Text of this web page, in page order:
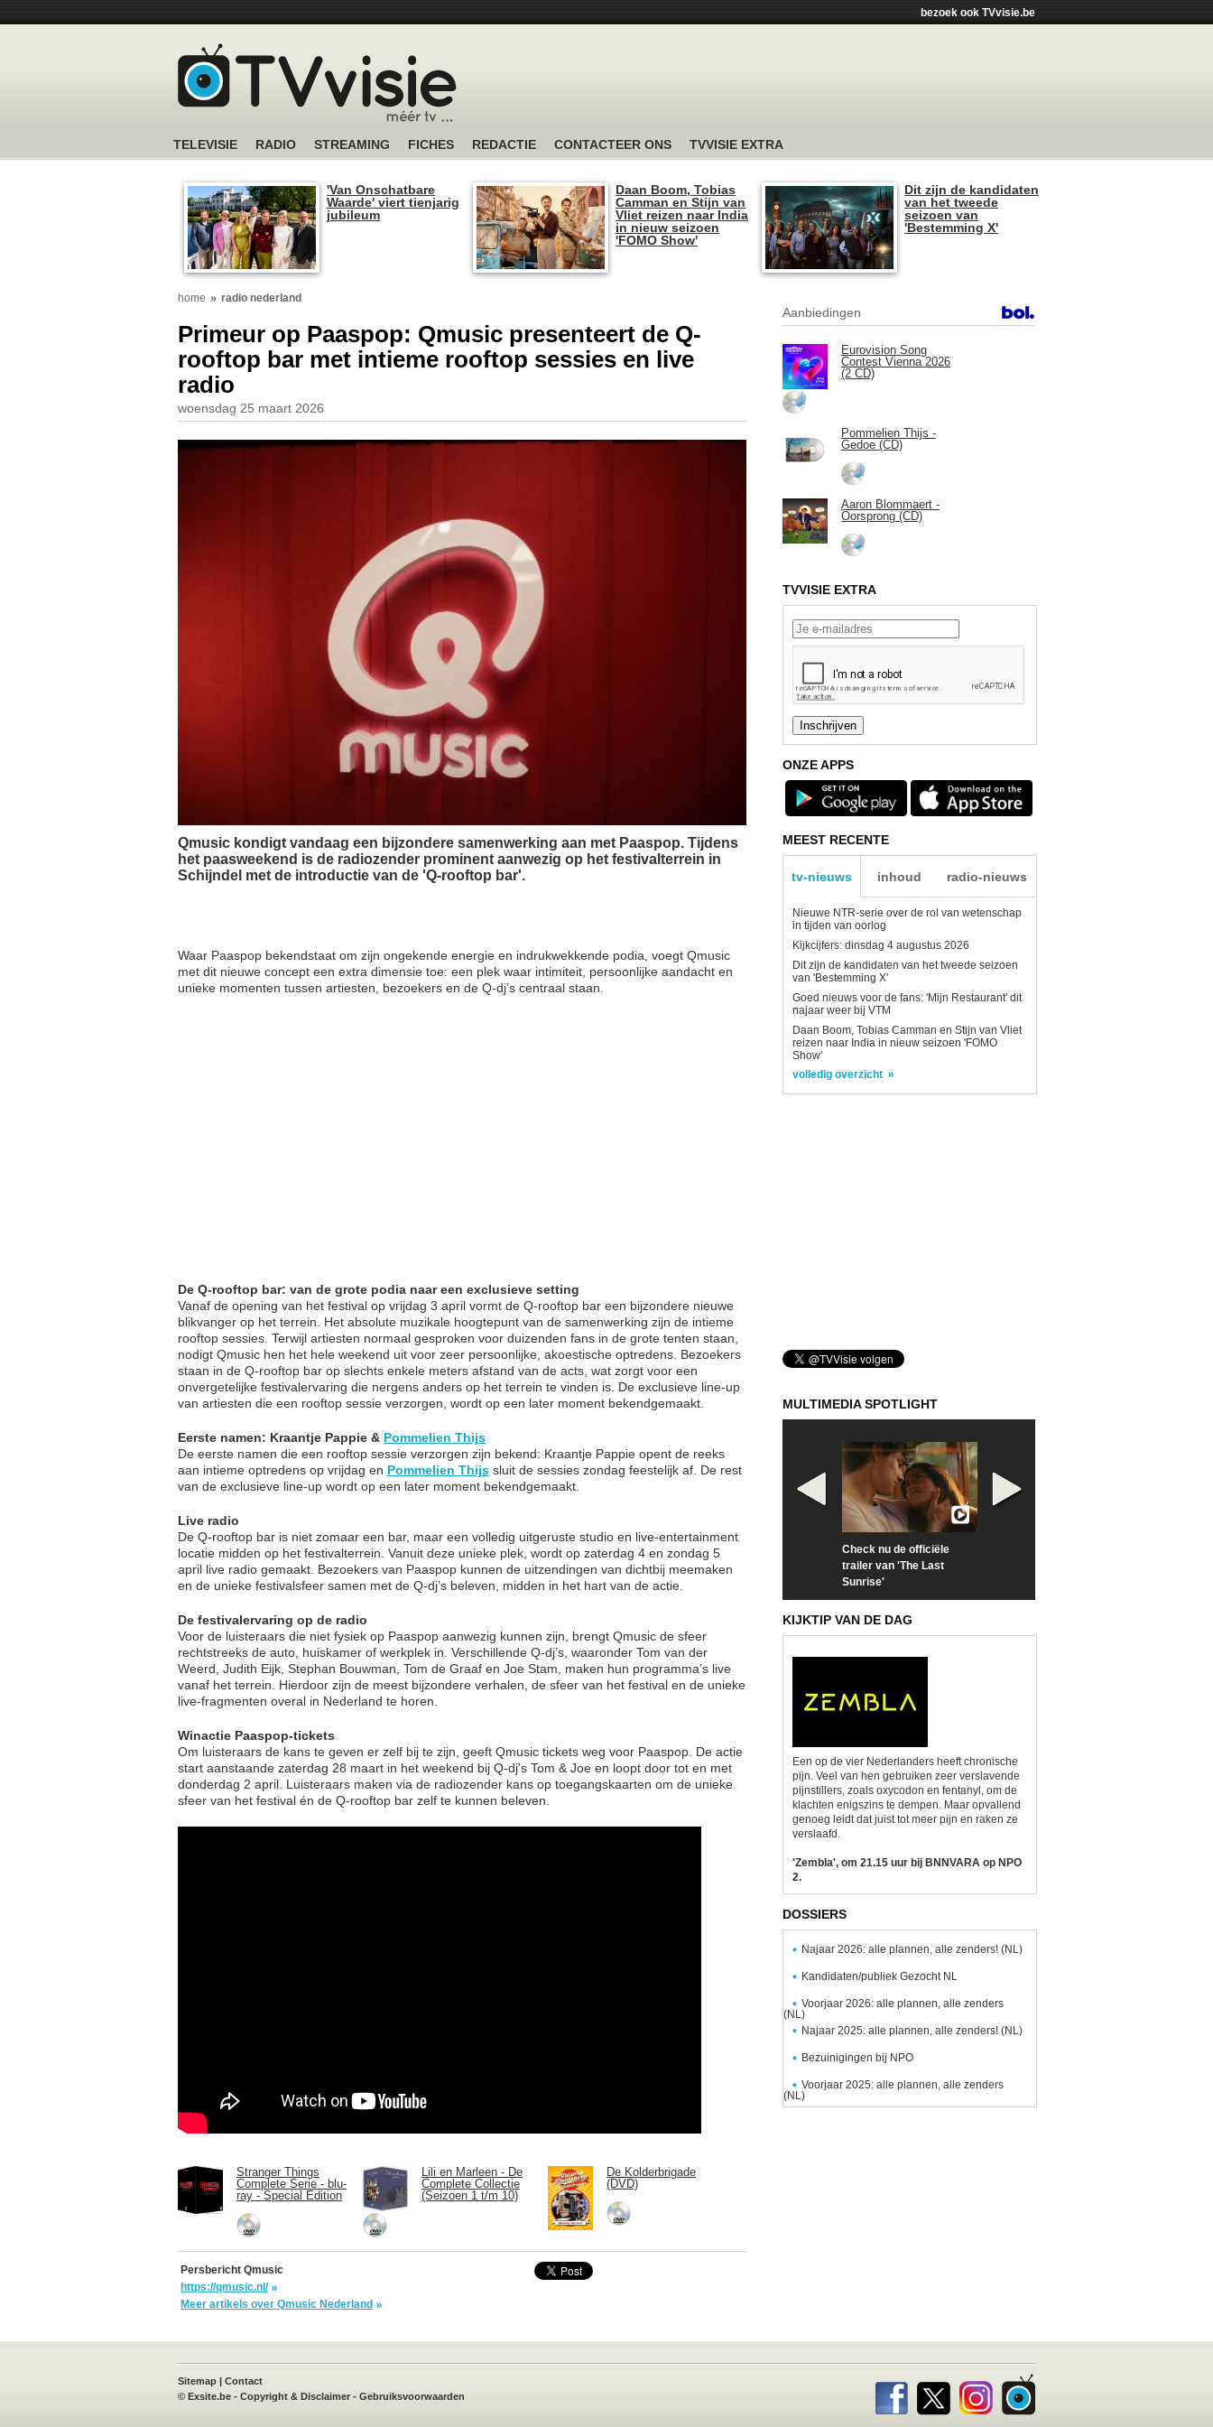
bezoek ook TVvisie.be
TELEVISIE RADIO STREAMING FICHES REDACTIE CONTACTEER ONS TVVISIE EXTRA
'Van Onschatbare
Waarde' viert tienjarig
jubileum
Daan Boom, Tobias
Camman en Stijn van
Vliet reizen naar India
in nieuw seizoen
'FOMO Show'
Dit zijn de kandidaten
van het tweede
seizoen van
'Bestemming X'
home radio nederland
Primeur op Paaspop: Qmusic presenteert de Q-
rooftop bar met intieme rooftop sessies en live
radio
woensdag 25 maart 2026
Qmusic kondigt vandaag een bijzondere samenwerking aan met Paaspop. Tijdens
het paasweekend is de radiozender prominent aanwezig op het festivalterrein in
Schijndel met de introductie van de 'Q-rooftop bar'.
Waar Paaspop bekendstaat om zijn ongekende energie en indrukwekkende podia, voegt Qmusic
met dit nieuwe concept een extra dimensie toe: een plek waar intimiteit, persoonlijke aandacht en
unieke momenten tussen artiesten, bezoekers en de Q-dj’s centraal staan.
De Q-rooftop bar: van de grote podia naar een exclusieve setting
Vanaf de opening van het festival op vrijdag 3 april vormt de Q-rooftop bar een bijzondere nieuwe
blikvanger op het terrein. Het absolute muzikale hoogtepunt van de samenwerking zijn de intieme
rooftop sessies. Terwijl artiesten normaal gesproken voor duizenden fans in de grote tenten staan,
nodigt Qmusic hen het hele weekend uit voor zeer persoonlijke, akoestische optredens. Bezoekers
staan in de Q-rooftop bar op slechts enkele meters afstand van de acts, wat zorgt voor een
onvergetelijke festivalervaring die nergens anders op het terrein te vinden is. De exclusieve line-up
van artiesten die een rooftop sessie verzorgen, wordt op een later moment bekendgemaakt.
Eerste namen: Kraantje Pappie & Pommelien Thijs
De eerste namen die een rooftop sessie verzorgen zijn bekend: Kraantje Pappie opent de reeks
aan intieme optredens op vrijdag en Pommelien Thijs sluit de sessies zondag feestelijk af. De rest
van de exclusieve line-up wordt op een later moment bekendgemaakt.
Live radio
De Q-rooftop bar is niet zomaar een bar, maar een volledig uitgeruste studio en live-entertainment
locatie midden op het festivalterrein. Vanuit deze unieke plek, wordt op zaterdag 4 en zondag 5
april live radio gemaakt. Bezoekers van Paaspop kunnen de uitzendingen van dichtbij meemaken
en de unieke festivalsfeer samen met de Q-dj’s beleven, midden in het hart van de actie.
De festivalervaring op de radio
Voor de luisteraars die niet fysiek op Paaspop aanwezig kunnen zijn, brengt Qmusic de sfeer
rechtstreeks de auto, huiskamer of werkplek in. Verschillende Q-dj’s, waaronder Tom van der
Weerd, Judith Eijk, Stephan Bouwman, Tom de Graaf en Joe Stam, maken hun programma’s live
vanaf het terrein. Hierdoor zijn de meest bijzondere verhalen, de sfeer van het festival en de unieke
live-fragmenten overal in Nederland te horen.
Winactie Paaspop-tickets
Om luisteraars de kans te geven er zelf bij te zijn, geeft Qmusic tickets weg voor Paaspop. De actie
start aanstaande zaterdag 28 maart in het weekend bij Q-dj’s Tom & Joe en loopt door tot en met
donderdag 2 april. Luisteraars maken via de radiozender kans op toegangskaarten om de unieke
sfeer van het festival én de Q-rooftop bar zelf te kunnen beleven.
Stranger Things
Complete Serie - blu-
ray - Special Edition
Lili en Marleen - De
Complete Collectie
(Seizoen 1 t/m 10)
De Kolderbrigade
(DVD)
Persbericht Qmusic
https://qmusic.nl/
Meer artikels over Qmusic Nederland
Aanbiedingen
Eurovision Song
Contest Vienna 2026
(2 CD)
Pommelien Thijs -
Gedoe (CD)
Aaron Blommaert -
Oorsprong (CD)
TVVISIE EXTRA
ONZE APPS
MEEST RECENTE
tv-nieuws inhoud radio-nieuws
Nieuwe NTR-serie over de rol van wetenschap
in tijden van oorlog
Kijkcijfers: dinsdag 4 augustus 2026
Dit zijn de kandidaten van het tweede seizoen
van 'Bestemming X'
Goed nieuws voor de fans: 'Mijn Restaurant' dit
najaar weer bij VTM
Daan Boom, Tobias Camman en Stijn van Vliet
reizen naar India in nieuw seizoen 'FOMO
Show'
volledig overzicht
MULTIMEDIA SPOTLIGHT
Check nu de officiële
trailer van 'The Last
Sunrise'
KIJKTIP VAN DE DAG
Een op de vier Nederlanders heeft chronische
pijn. Veel van hen gebruiken zeer verslavende
pijnstillers, zoals oxycodon en fentanyl, om de
klachten enigszins te dempen. Maar opvallend
genoeg leidt dat juist tot meer pijn en raken ze
verslaafd.
'Zembla', om 21.15 uur bij BNNVARA op NPO
2.
DOSSIERS
Najaar 2026: alle plannen, alle zenders! (NL)
Kandidaten/publiek Gezocht NL
Voorjaar 2026: alle plannen, alle zenders
(NL)
Najaar 2025: alle plannen, alle zenders! (NL)
Bezuinigingen bij NPO
Voorjaar 2025: alle plannen, alle zenders
(NL)
Sitemap | Contact
© Exsite.be - Copyright & Disclaimer - Gebruiksvoorwaarden